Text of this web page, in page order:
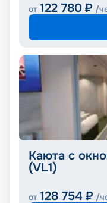
от 122 780 ₽ /
Каюта с
(VL1)
от 128 754 ₽ /